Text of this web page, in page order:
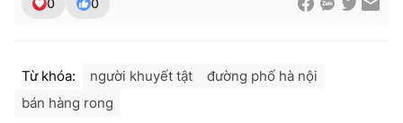
Ðiện thoại Thời báo VTV:
024.66 897 897
toasoan@vtv.vn
Từ khóa: người khuyết tật
đường phố hà nội
bán hàng rong